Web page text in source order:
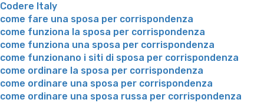
Codere Italy
come fare una sposa per corrispondenza
come funziona la sposa per corrispondenza
come funziona una sposa per corrispondenza
come funzionano i siti di sposa per corrispondenza
come ordinare la sposa per corrispondenza
come ordinare una sposa per corrispondenza
come ordinare una sposa russa per corrispondenza